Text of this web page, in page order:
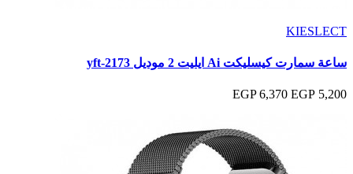
KIESLECT
ساعة سمارت كيسليكت Ai ايليت 2 موديل yft-2173
5,200 EGP
6,370 EGP